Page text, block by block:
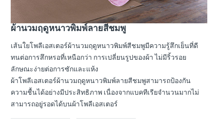
ผ้านวมฤดูหนาวพิมพ์ลายสีชมพู
เส้นใยโพลีเอสเตอร์ผ้านวมฤดูหนาวพิมพ์สีชมพูมีความรู้สึกเย็นที่ดี
ทนต่อการสึกหรอที่เหนือกว่า การเปลี่ยนรูปของผ้า ไม่มีริ้วรอย
ลักษณะง่ายต่อการซักและแห้ง
ผ้าโพลีเอสเตอร์ผ้านวมฤดูหนาวพิมพ์ลายสีชมพูสามารถป้องกัน
ความชื้นได้อย่างมีประสิทธิภาพ เนื่องจากแบคทีเรียจำนวนมากไม่
สามารถอยู่รอดได้บนผ้าโพลีเอสเตอร์